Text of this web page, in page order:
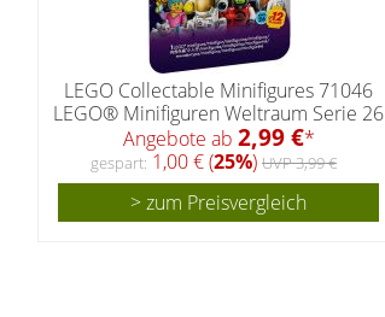
LEGO Collectable Minifigures 71046
LEGO® Minifiguren Weltraum Serie 26
Angebote ab 2,99 €*
gespart: 1,00 € (25%) UVP 3,99 €
> zum Preisvergleich